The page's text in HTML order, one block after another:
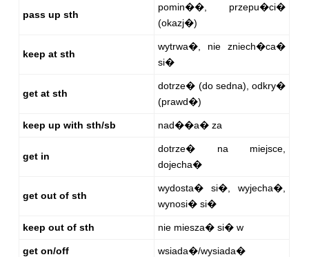
pass up sth
pomin��, przepu�ci�
(okazj�)
keep at sth
wytrwa�, nie zniech�ca�
si�
get at sth
dotrze� (do sedna), odkry�
(prawd�)
keep up with sth/sb nad��a� za
get in
dotrze� na miejsce,
dojecha�
get out of sth
wydosta� si�, wyjecha�,
wynosi� si�
keep out of sth nie miesza� si� w
get on/off wsiada�/wysiada�